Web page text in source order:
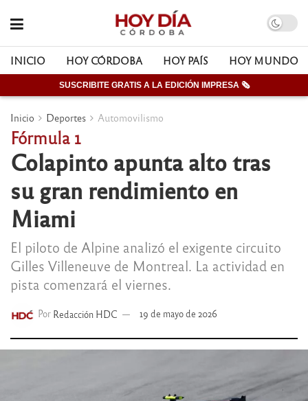
INICIO HOY CÓRDOBA HOY PAÍS HOY MUNDO
SUSCRIBITE GRATIS A LA EDICIÓN IMPRESA 🗞
Inicio Deportes Automovilismo
Fórmula 1
Colapinto apunta alto tras
su gran rendimiento en
Miami
El piloto de Alpine analizó el exigente circuito
Gilles Villeneuve de Montreal. La actividad en
pista comenzará el viernes.
Por Redacción HDC 19 de mayo de 2026